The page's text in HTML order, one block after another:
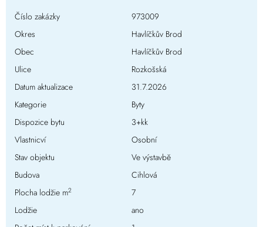
Číslo zakázky
973009
Okres
Havlíčkův Brod
Obec
Havlíčkův Brod
Ulice
Rozkošská
Datum aktualizace
31.7.2026
Kategorie
Byty
Dispozice bytu
3+kk
Vlastnicví
Osobní
Stav objektu
Ve výstavbě
Budova
Cihlová
Plocha lodžie m2
7
Lodžie
ano